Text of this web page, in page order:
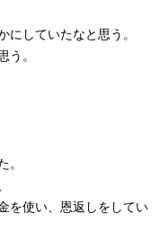
していたなと思う。
う。
。
を使い、恩返しをしてい